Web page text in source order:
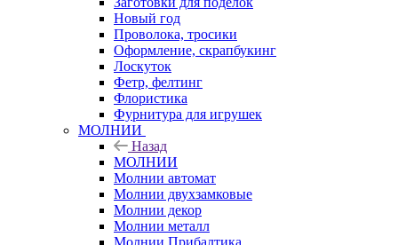
Новый год
Проволока, тросики
Оформление, скрапбукинг
Лоскуток
Фетр, фелтинг
Флористика
Фурнитура для игрушек
МОЛНИИ
Назад
МОЛНИИ
Молнии автомат
Молнии двухзамковые
Молнии декор
Молнии металл
Молнии Прибалтика